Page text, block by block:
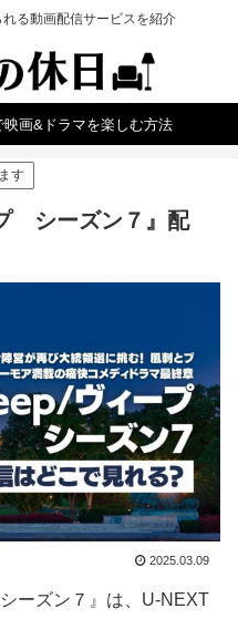
る動画配信サービスを紹介
画&ドラマを楽しむ方法
す
シーズン７』配
2025.03.09
ーズン７』は、U-NEXT